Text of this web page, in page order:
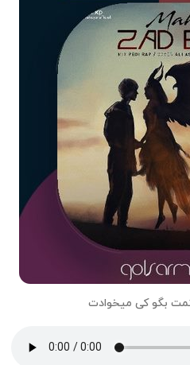
بگو کی میخوادت